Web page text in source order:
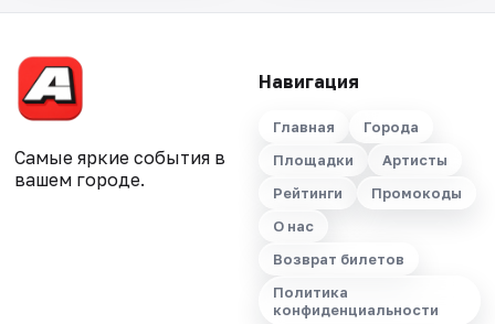
Самые яркие события в
вашем городе.
Навигация
Главная
Города
Площадки
Артисты
Рейтинги
Промокоды
О нас
Возврат билетов
Политика
конфиденциальности